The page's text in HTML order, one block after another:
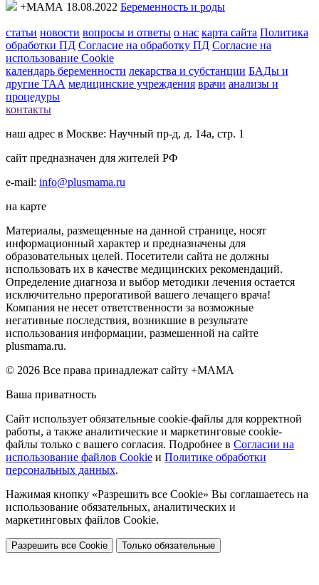
+МАМА 18.08.2022 Беременность и роды
статьи новости вопросы и ответы о нас карта сайта Политика
обработки ПД Согласие на обработку ПД Согласие на
использование Cookie
календарь беременности лекарства и субстанции БАДы и
другие ТАА медицинские учреждения врачи анализы и
процедуры
контакты
наш адрес в Москве: Научный пр-д, д. 14а, стр. 1
сайт предназначен для жителей РФ
e-mail: info@plusmama.ru
на карте
Материалы, размещенные на данной странице, носят
информационный характер и предназначены для
образовательных целей. Посетители сайта не должны
использовать их в качестве медицинских рекомендаций.
Определение диагноза и выбор методики лечения остается
исключительно прерогативой вашего лечащего врача!
Компания не несет ответственности за возможные
негативные последствия, возникшие в результате
использования информации, размешенной на сайте
plusmama.ru.
© 2026 Все права принадлежат сайту +МАМА
Ваша приватность
Сайт использует обязательные cookie-файлы для корректной
работы, а также аналитические и маркетинговые cookie-
файлы только с вашего согласия. Подробнее в Согласии на
использование файлов Cookie и Политике обработки
персональных данных.
Нажимая кнопку «Разрешить все Cookie» Вы соглашаетесь на
использование обязательных, аналитических и
маркетинговых файлов Cookie.
Разрешить все Cookie Только обязательные